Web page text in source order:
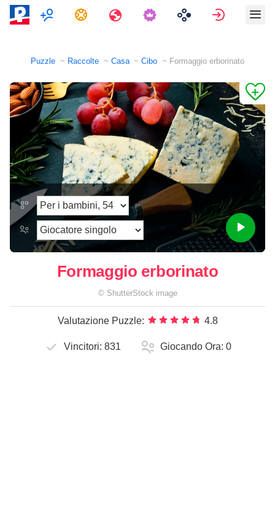
Multigiocatore
Compiti Viaggi Accedi
Puzzle Raccolte Casa Cibo Formaggio erborinato
Formaggio erborinato
© ShutterStock image
Valutazione Puzzle: 4.8
Vincitori: 831 Giocando Ora: 0